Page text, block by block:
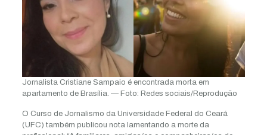
Jornalista Cristiane Sampaio é encontrada morta em
apartamento de Brasília. — Foto: Redes sociais/Reprodução
O Curso de Jornalismo da Universidade Federal do Ceará
(UFC) também publicou nota lamentando a morte da